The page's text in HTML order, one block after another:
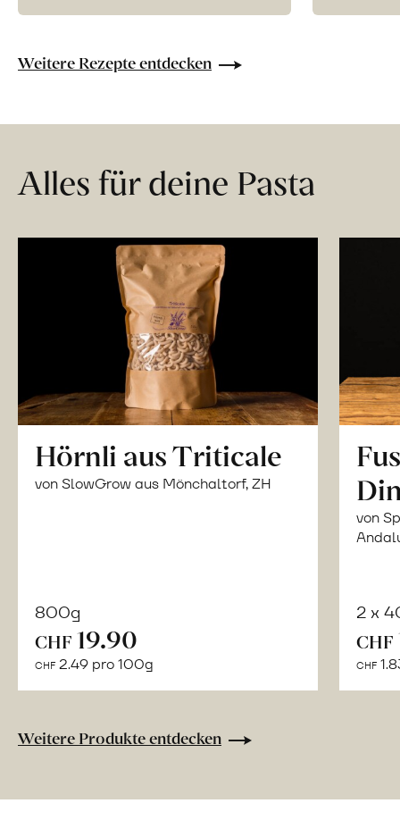
Weitere Rezepte entdecken
Alles für deine Pasta
Hörnli aus Triticale
von SlowGrow aus Mönchaltorf, ZH
800g
CHF 19.90
CHF 2.49 pro 100g
von
2 x
CHF
CHF
Weitere Produkte entdecken